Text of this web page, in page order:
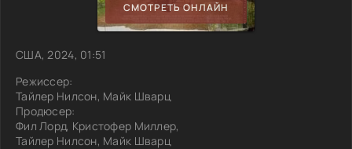
СМОТРЕТЬ ОНЛАЙН
США, 2024, 01:51
Режиссер:
Тайлер Нилсон, Майк Шварц
Продюсер:
Фил Лорд, Кристофер Миллер,
Тайлер Нилсон, Майк Шварц